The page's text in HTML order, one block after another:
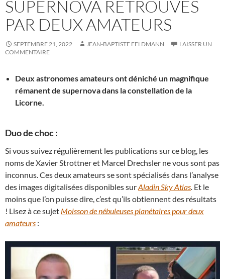
SUPERNOVA RETROUVÉS
PAR DEUX AMATEURS
SEPTEMBRE 21, 2022 JEAN-BAPTISTE FELDMANN
LAISSER UN
COMMENTAIRE
Deux astronomes amateurs ont déniché un magnifique
rémanent de supernova dans la constellation de la
Licorne.
Duo de choc :
Si vous suivez régulièrement les publications sur ce blog, les
noms de Xavier Strottner et Marcel Drechsler ne vous sont pas
inconnus. Ces deux amateurs se sont spécialisés dans l’analyse
des images digitalisées disponibles surAladin Sky Atlas Et le
moins que l’on puisse dire, c’est qu’ils obtiennent des résultats
! Lisez à ce sujet Moisson de nébuleuses planétaires pour deux
amateurs :